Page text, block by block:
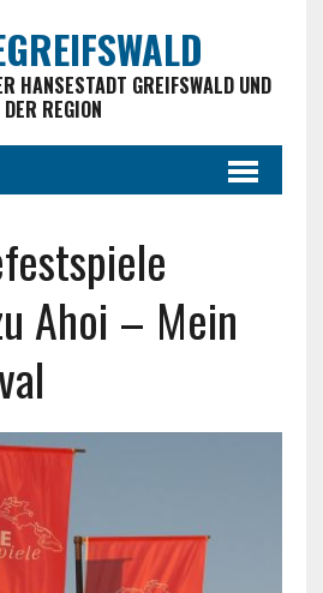
HANSESTADT GREIFSWALD UND
DER REGION
Ahoi – Mein